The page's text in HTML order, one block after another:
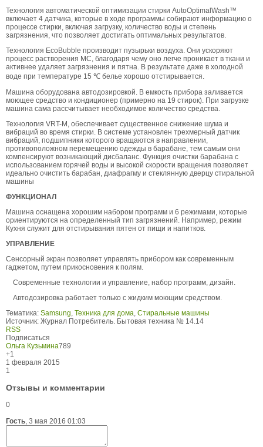
Технология автоматической оптимизации стирки AutoOptimalWash™
включает 4 датчика, которые в ходе программы собирают информацию о
процессе стирки, включая загрузку, количество воды и степень
загрязнения, что позволяет достигать оптимальных результатов.
Технология EcoBubble производит пузырьки воздуха. Они ускоряют
процесс растворения МС, благодаря чему оно легче проникает в ткани и
активнее удаляет загрязнения и пятна. В результате даже в холодной
воде при температуре 15 ℃ белье хорошо отстирывается.
Машина оборудована автодозировкой. В емкость прибора заливается
моющее средство и кондиционер (примерно на 19 стирок). При загрузке
машина сама рассчитывает необходимое количество средства.
Технология VRT-M, обеспечивает существенное снижение шума и
вибраций во время стирки. В системе установлен трехмерный датчик
вибраций, подшипники которого вращаются в направлении,
противоположном перемещению одежды в барабане, тем самым они
компенсируют возникающий дисбаланс. Функция очистки барабана с
использованием горячей воды и высокой скорости вращения позволяет
идеально очистить барабан, диафрагму и стеклянную дверцу стиральной
машины
ФУНКЦИОНАЛ
Машина оснащена хорошим набором программ и 6 режимами, которые
ориентируются на определенный тип загрязнений. Например, режим
Кухня служит для отстирывания пятен от пищи и напитков.
УПРАВЛЕНИЕ
Сенсорный экран позволяет управлять прибором как современным
гаджетом, путем прикосновения к полям.
Современные технологии и управление, набор программ, дизайн.
Автодозировка работает только с жидким моющим средством.
Тематика: Samsung Техника для дома Стиральные машины
Источник: Журнал Потребитель. Бытовая техника № 14.14
RSS
Подписаться
Ольга Кузьмина789
+1
1 февраля 2015
1
Отзывы и комментарии
0
Гость, 3 мая 2016 01:03